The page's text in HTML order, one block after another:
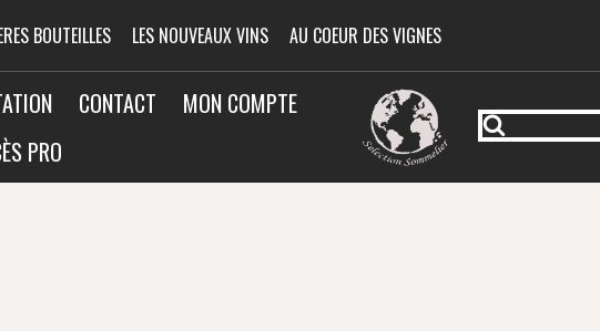
BOUTEILLES LES NOUVEAUX VINS AU COEUR DES VIGNES
CONTACT
MON COMPTE
PRO